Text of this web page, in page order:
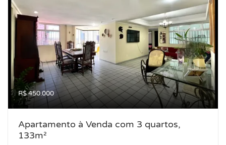
R$ 450.000
Apartamento à Venda com 3 quartos,
133m²